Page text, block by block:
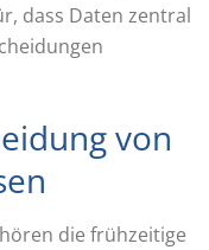
dass Daten zentral
von
die frühzeitige